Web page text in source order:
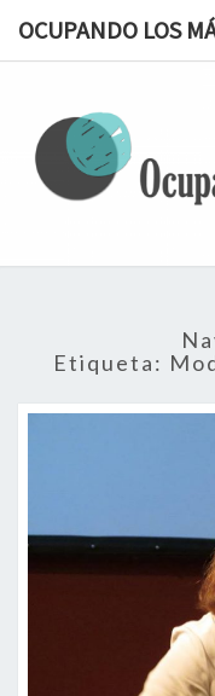
OCUPANDO LOS
Etiqueta: